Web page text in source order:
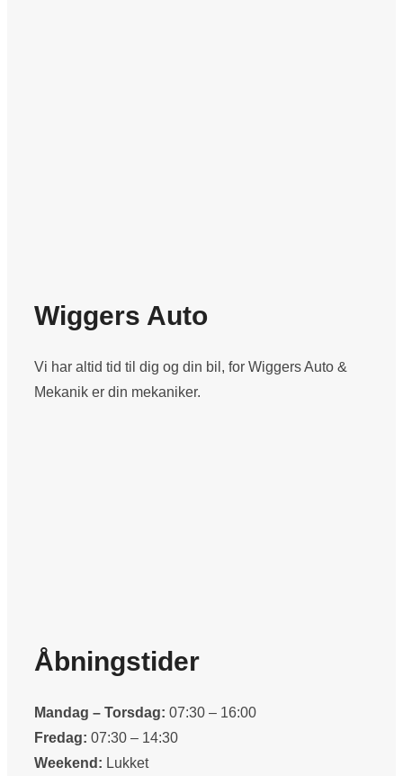
Wiggers Auto
Vi har altid tid til dig og din bil, for Wiggers Auto &
Mekanik er din mekaniker.
Åbningstider
Mandag – Torsdag: 07:30 – 16:00
Fredag: 07:30 – 14:30
Weekend: Lukket